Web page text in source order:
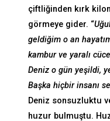
çiftliğinden kırk
görmeye gider. “
geldiğim o an
kambur ve yaralı
Deniz o gün yeşildi,
Başka hiçbir insanı
Deniz sonsuzluktu
huzur bulmuştu.